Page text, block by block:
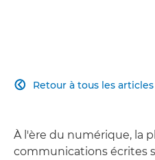
Retour à tous les articles

À l'ère du numérique, la
communications écrites